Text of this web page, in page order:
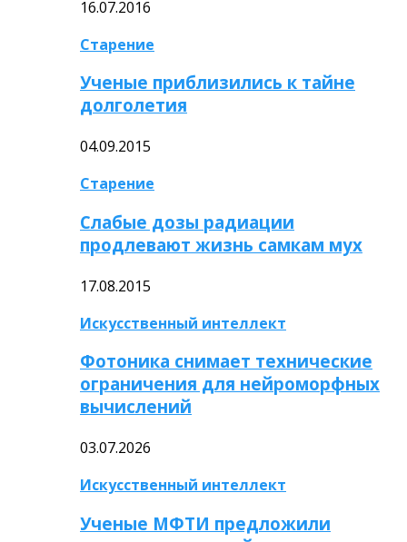
16.07.2016
Старение
Ученые приблизились к тайне
долголетия
04.09.2015
Старение
Слабые дозы радиации
продлевают жизнь самкам мух
17.08.2015
Искусственный интеллект
Фотоника снимает технические
ограничения для нейроморфных
вычислений
03.07.2026
Искусственный интеллект
Ученые МФТИ предложили